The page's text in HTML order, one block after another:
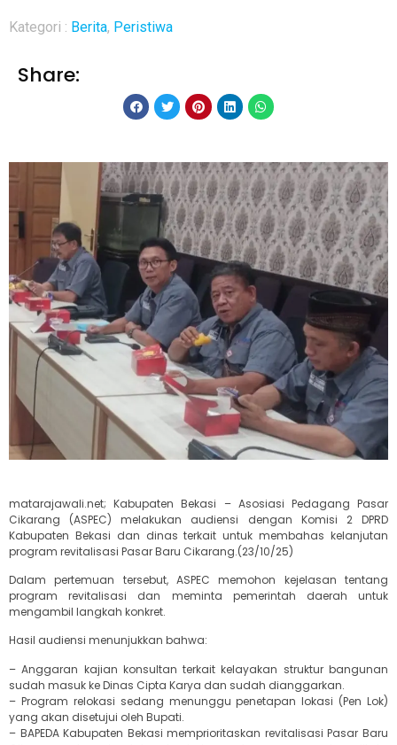
Kategori : Berita, Peristiwa
Share:
matarajawali.net; Kabupaten Bekasi – Asosiasi Pedagang Pasar
Cikarang (ASPEC) melakukan audiensi dengan Komisi 2 DPRD
Kabupaten Bekasi dan dinas terkait untuk membahas kelanjutan
program revitalisasi Pasar Baru Cikarang.(23/10/25)
Dalam pertemuan tersebut, ASPEC memohon kejelasan tentang
program revitalisasi dan meminta pemerintah daerah untuk
mengambil langkah konkret.
Hasil audiensi menunjukkan bahwa:
– Anggaran kajian konsultan terkait kelayakan struktur bangunan
sudah masuk ke Dinas Cipta Karya dan sudah dianggarkan.
– Program relokasi sedang menunggu penetapan lokasi (Pen Lok)
yang akan disetujui oleh Bupati.
– BAPEDA Kabupaten Bekasi memprioritaskan revitalisasi Pasar Baru